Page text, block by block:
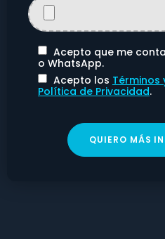
Acepto que me
o WhatsApp.
Acepto los Términos
Política de Privacidad.